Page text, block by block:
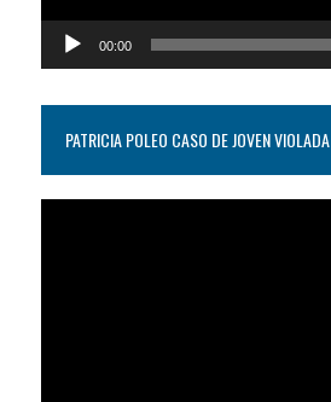
00:00
PATRICIA POLEO CASO DE JOVEN VIOLADA